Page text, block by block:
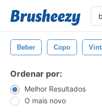
Beber Copo
Ordenar por:
Melhor Resultados
O mais novo